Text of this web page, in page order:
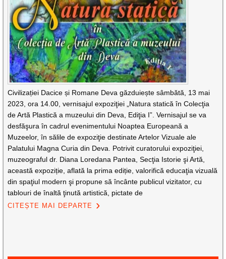
Civilizației Dacice și Romane Deva găzduiește sâmbătă, 13 mai
2023, ora 14.00, vernisajul expoziţiei „Natura statică în Colecţia
de Artă Plastică a muzeului din Deva, Ediţia I”. Vernisajul se va
desfăşura în cadrul evenimentului Noaptea Europeană a
Muzeelor, în sălile de expoziţie destinate Artelor Vizuale ale
Palatului Magna Curia din Deva. Potrivit curatorului expoziţiei,
muzeograful dr. Diana Loredana Pantea, Secţia Istorie şi Artă,
această expoziție, aflată la prima ediție, valorifică educaţia vizuală
din spaţiul modern şi propune să încânte publicul vizitator, cu
tablouri de înaltă ţinută artistică, pictate de
CITEȘTE MAI DEPARTE